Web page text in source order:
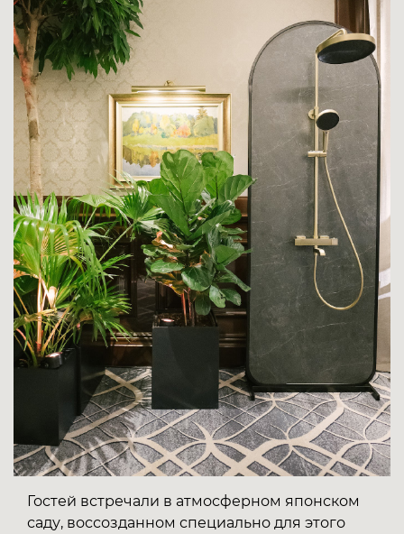
Гостей встречали в атмосферном японском
саду, воссозданном специально для этого